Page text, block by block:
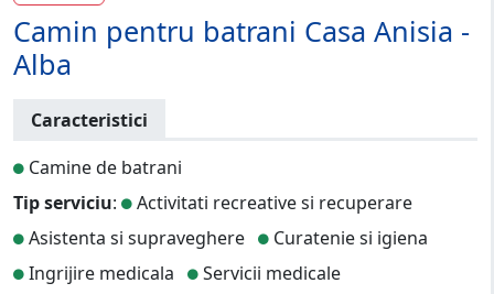
Camin pentru batrani Casa Anisia -
Alba
Caracteristici
Camine de batrani
Tip serviciu:
Activitati recreative si recuperare
Asistenta si supraveghere
Curatenie si igiena
Ingrijire medicala
Servicii medicale